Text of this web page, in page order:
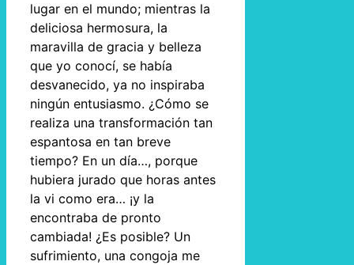
lugar en el mundo; mientras la
deliciosa hermosura, la
maravilla de gracia y belleza
que yo conocí, se había
desvanecido, ya no inspiraba
ningún entusiasmo. ¿Cómo se
realiza una transformación tan
espantosa en tan breve
tiempo? En un día…, porque
hubiera jurado que horas antes
la vi como era… ¡y la
encontraba de pronto
cambiada! ¿Es posible? Un
sufrimiento, una congoja me